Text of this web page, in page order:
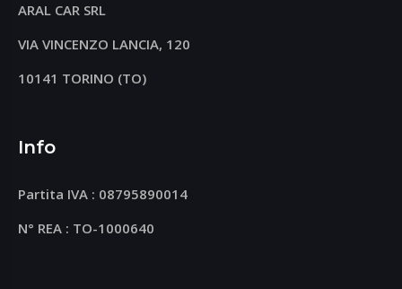
ARAL CAR SRL
VIA VINCENZO LANCIA, 120
10141 TORINO (TO)
Info
Partita IVA : 08795890014
N° REA : TO-1000640